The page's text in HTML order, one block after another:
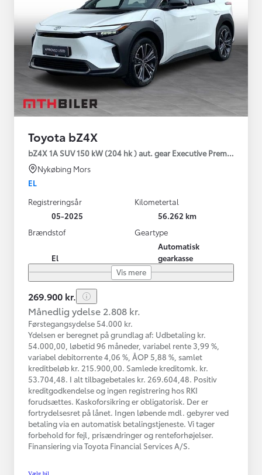
Toyota bZ4X
bZ4X 1A SUV 150 kW (204 hk ) aut. gear Executive Premium
Nykøbing Mors
EL
Registreringsår
05-2025
Kilometertal
56.262 km
Brændstof
El
Geartype
Automatisk
gearkasse
Vis mere
269.900 kr.
Månedlig ydelse 2.808 kr.
Førstegangsydelse 54.000 kr.
Ydelsen er beregnet på grundlag af: Udbetaling kr.
54.000,00, løbetid 96 måneder, variabel rente 3,99 %,
variabel debitorrente 4,06 %, ÅOP 5,88 %, samlet
kreditbeløb kr. 215.900,00. Samlede kreditomk. kr.
53.704,48. I alt tilbagebetales kr. 269.604,48. Positiv
kreditgodkendelse og ingen registrering hos RKI
forudsættes. Kaskoforsikring er obligatorisk. Der er
fortrydelsesret på lånet. Ingen løbende mdl. gebyrer ved
betaling via en automatisk betalingstjeneste. Vi tager
forbehold for fejl, prisændringer og renteforhøjelser.
Finansiering via Toyota Financial Services A/S.
Vælg bil